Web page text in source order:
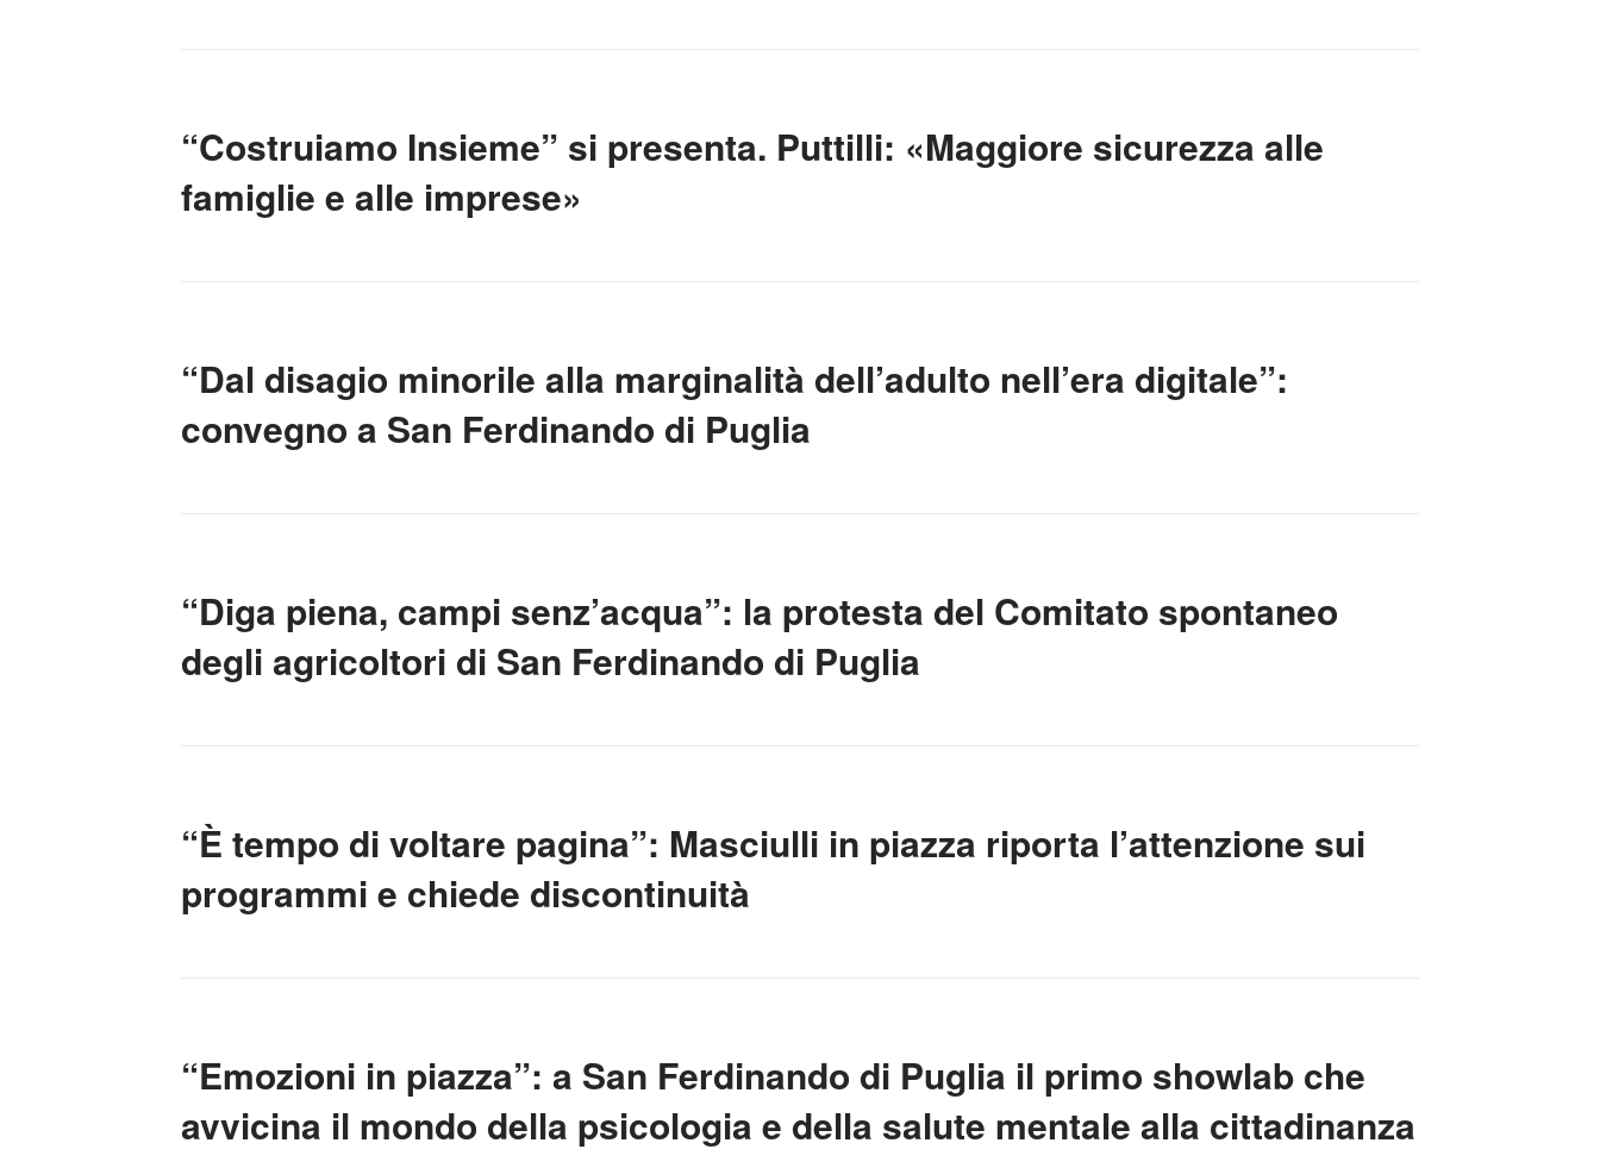
“Costruiamo Insieme” si presenta. Puttilli: «Maggiore sicurezza alle
famiglie e alle imprese»
“Dal disagio minorile alla marginalità dell’adulto nell’era digitale”:
convegno a San Ferdinando di Puglia
“Diga piena, campi senz’acqua”: la protesta del Comitato spontaneo
degli agricoltori di San Ferdinando di Puglia
“È tempo di voltare pagina”: Masciulli in piazza riporta l’attenzione sui
programmi e chiede discontinuità
“Emozioni in piazza”: a San Ferdinando di Puglia il primo showlab che
avvicina il mondo della psicologia e della salute mentale alla cittadinanza